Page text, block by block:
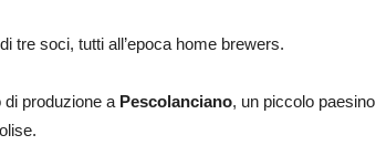
di tre soci, tutti all’epoca home brewers.
produzione a Pescolanciano, un piccolo paesino